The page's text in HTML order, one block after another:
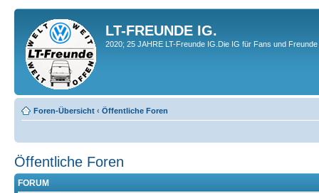
LT-FREUNDE IG.
2020; 25 JAHRE LT-Freunde IG.Die IG für Fans und
Foren-Übersicht ‹ Öffentliche Foren
Öffentliche Foren
FORUM